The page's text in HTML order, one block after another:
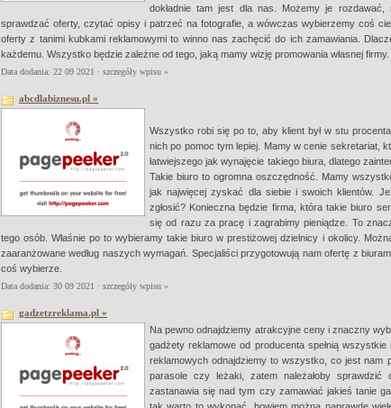
dokładnie tam jest dla nas. Możemy je
sprawdzać oferty, czytać opisy i patrzeć na fotografie, a wówczas wybierzemy coś
oferty z tanimi kubkami reklamowymi to winno nas zachęcić do ich zamawiania.
każdemu. Wszystko będzie zależne od tego, jaką mamy wizję promowania własnej firmy.
Data dodania: 22 09 2021 · szczegóły wpisu »
abcdlabiznesu.pl »
Wszystko robi się po to, aby klient był w stu
nich po pomoc tym lepiej. Mamy w cenie sekretariat,
łatwiejszego jak wynajęcie takiego biura, dlatego
Takie biuro to ogromna oszczędność. Mamy
jak najwięcej zyskać dla siebie i swoich klientów.
zgłosić? Konieczna będzie firma, która takie biuro
się od razu za pracę i zagrabimy pieniądze. To
tego osób. Właśnie po to wybieramy takie biuro w prestiżowej dzielnicy i okolicy.
zaaranżowane według naszych wymagań. Specjaliści przygotowują nam ofertę z
coś wybierze.
Data dodania: 30 09 2021 · szczegóły wpisu »
gadzetzreklama.pl »
Na pewno odnajdziemy atrakcyjne ceny i znaczny
gadżety reklamowe od producenta spełnią
reklamowych odnajdziemy to wszystko, co jest nam
parasole czy leżaki, zatem należałoby sprawdzić
zastanawia się nad tym czy zamawiać jakieś tanie